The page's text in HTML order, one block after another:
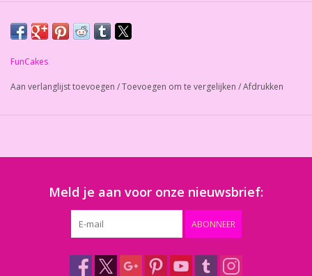
kwaliteit.
FunCakes
Aan verlanglijst toevoegen /Toevoegen om te vergelijken /Afdrukken
Meld je aan voor onze nieuwsbrief:
ABONNEER